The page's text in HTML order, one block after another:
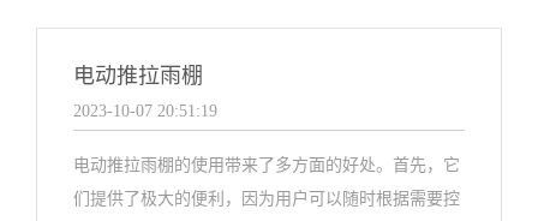
电动推拉雨棚
2023-10-07 20:51:19
电动推拉雨棚的使用带来了多方面的好处。首先，它
们提供了极大的便利，因为用户可以随时根据需要控